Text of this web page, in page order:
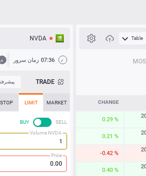
Table
CHANGE
0.29 %
0.21 %
-0.42 %
0.40 %
NVDA
07:36 زمان سرور
TRADE
MARKET
LIMIT
STOP
SELL
BUY
Volume NVDA
Price